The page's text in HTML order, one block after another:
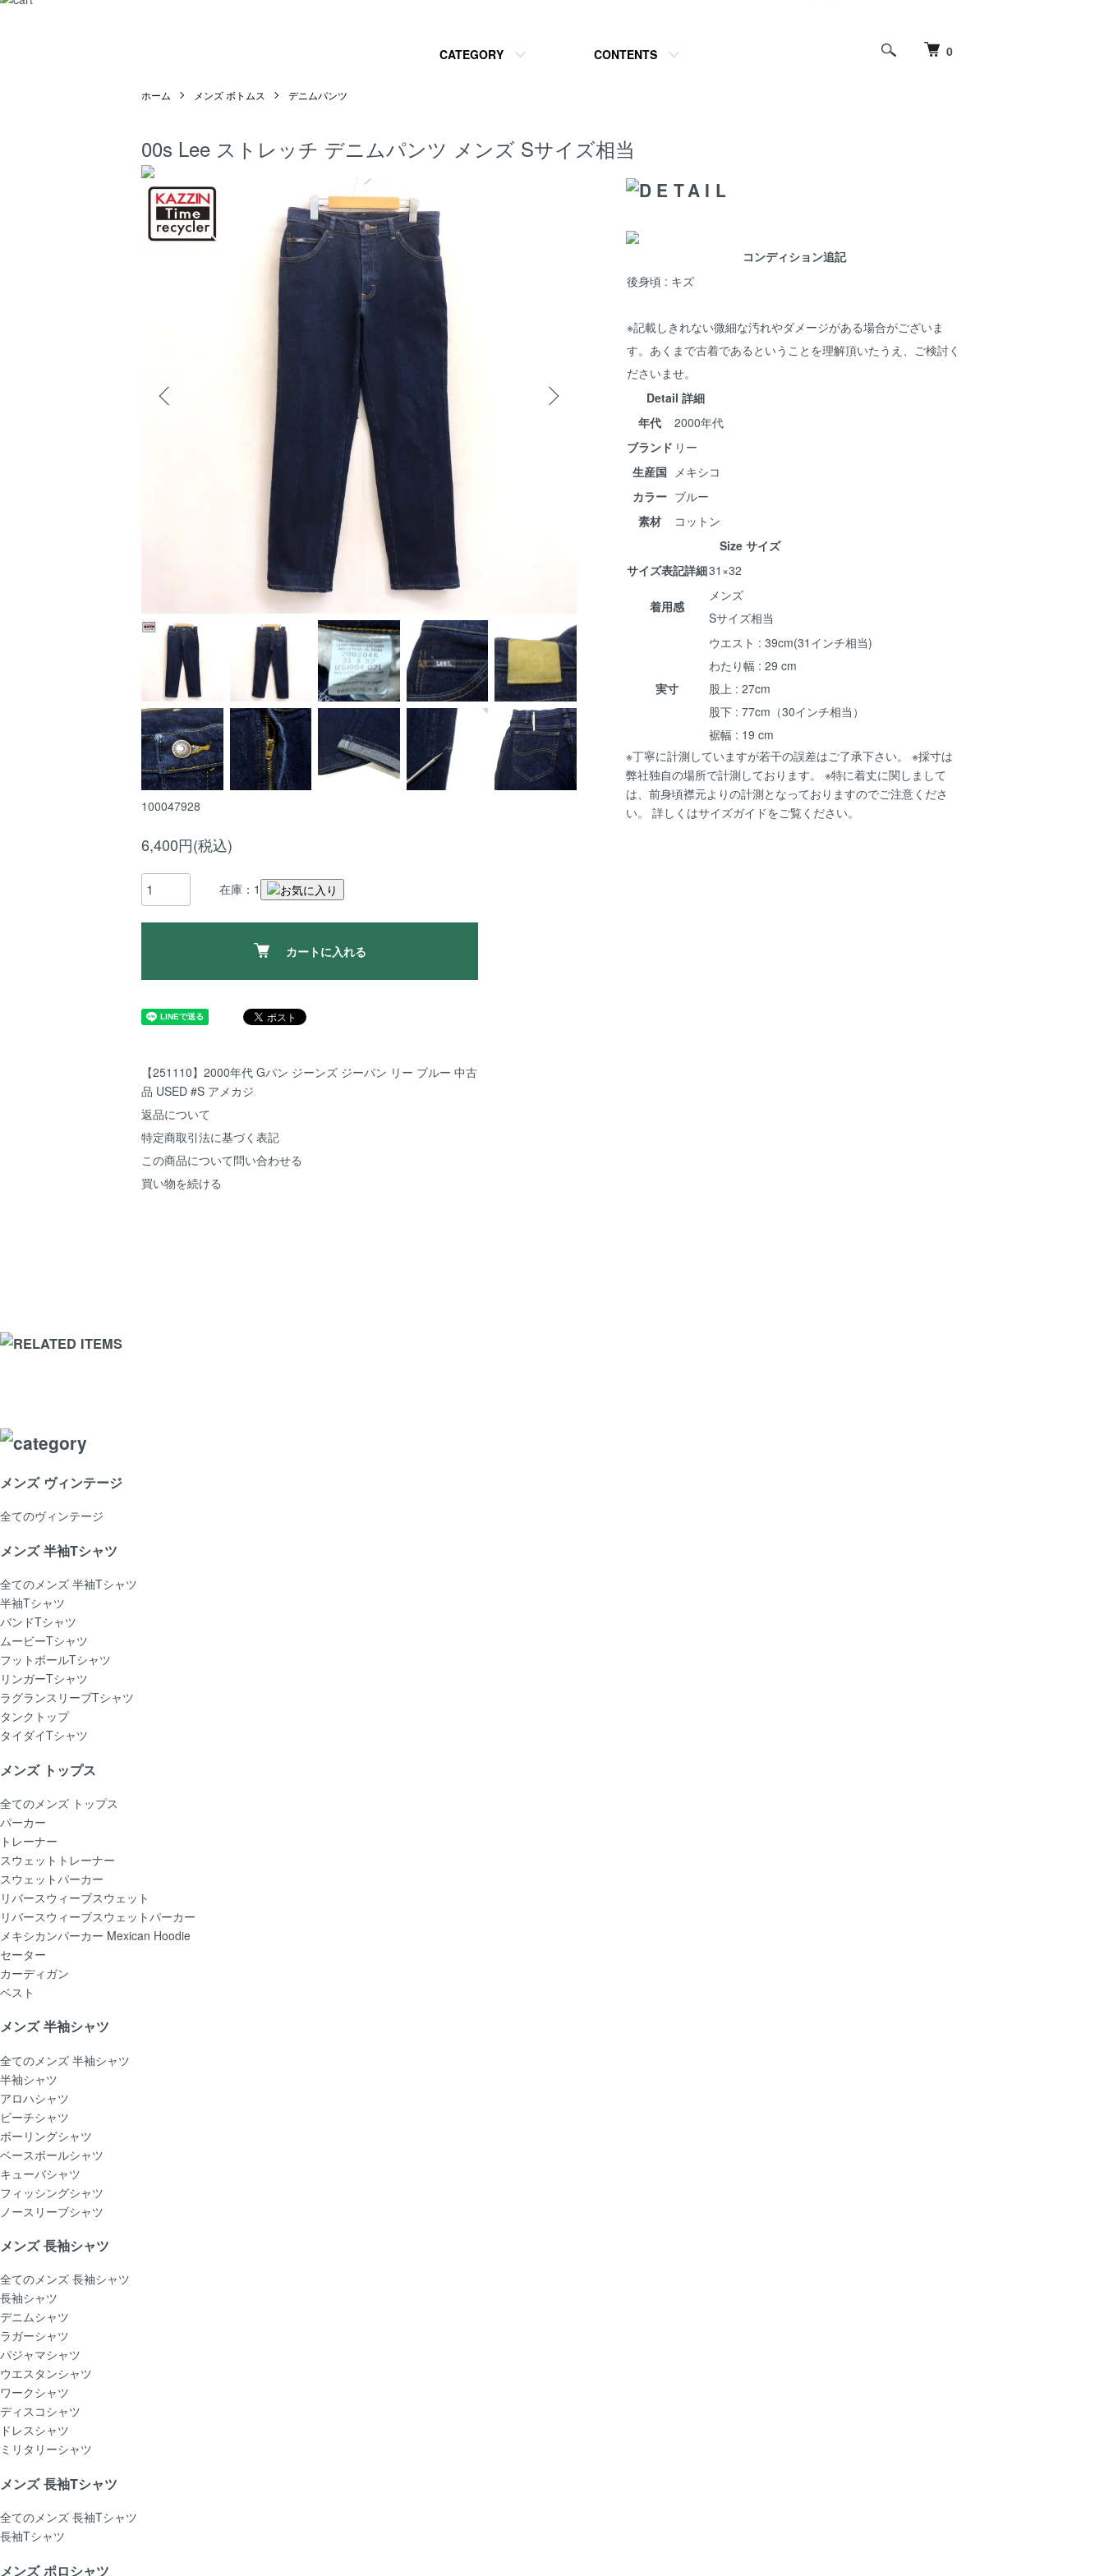
0
CATEGORY CONTENTS
ホーム メンズ ボトムス デニムパンツ
00s Lee ストレッチ デニムパンツ メンズ Sサイズ相当
100047928
6,400円(税込)
在庫：1
カートに入れる
【251110】2000年代 Gパン ジーンズ ジーパン リー ブルー 中古
品 USED #S アメカジ
返品について
特定商取引法に基づく表記
この商品について問い合わせる
買い物を続ける
コンディション追記
後身頃 : キズ
※記載しきれない微細な汚れやダメージがある場合がございま
す。あくまで古着であるということを理解頂いたうえ、ご検討く
ださいませ。
Detail 詳細
年代
2000年代
ブランド リー
生産国
メキシコ
カラー ブルー
素材
コットン
Size サイズ
サイズ表記詳細31×32
着用感
メンズ
Sサイズ相当
実寸
ウエスト : 39cm(31インチ相当)
わたり幅 : 29 cm
股上 : 27cm
股下 : 77cm（30インチ相当）
裾幅 : 19 cm
※丁寧に計測していますが若干の誤差はご了承下さい。 ※採寸は
弊社独自の場所で計測しております。 ※特に着丈に関しまして
は、前身頃襟元よりの計測となっておりますのでご注意くださ
い。 詳しくはサイズガイドをご覧ください。
メンズ ヴィンテージ
全てのヴィンテージ
メンズ 半袖Tシャツ
全てのメンズ 半袖Tシャツ
半袖Tシャツ
バンドTシャツ
ムービーTシャツ
フットボールTシャツ
リンガーTシャツ
ラグランスリーブTシャツ
タンクトップ
タイダイTシャツ
メンズ トップス
全てのメンズ トップス
パーカー
トレーナー
スウェットトレーナー
スウェットパーカー
リバースウィーブスウェット
リバースウィーブスウェットパーカー
メキシカンパーカー Mexican Hoodie
セーター
カーディガン
ベスト
メンズ 半袖シャツ
全てのメンズ 半袖シャツ
半袖シャツ
アロハシャツ
ビーチシャツ
ボーリングシャツ
ベースボールシャツ
キューバシャツ
フィッシングシャツ
ノースリーブシャツ
メンズ 長袖シャツ
全てのメンズ 長袖シャツ
長袖シャツ
デニムシャツ
ラガーシャツ
パジャマシャツ
ウエスタンシャツ
ワークシャツ
ディスコシャツ
ドレスシャツ
ミリタリーシャツ
メンズ 長袖Tシャツ
全てのメンズ 長袖Tシャツ
長袖Tシャツ
メンズ ポロシャツ